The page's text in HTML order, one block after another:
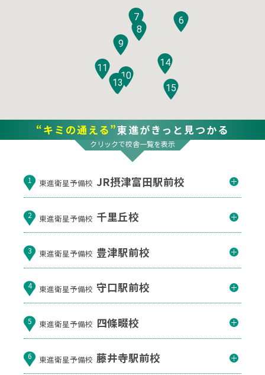
6
7
8
9
10
11
12
13
14
15
“キミの通える”東進がきっと見つかる
クリックで校舎一覧を表示
1 東進衛星予備校 JR摂津富田駅前校
2 東進衛星予備校 千里丘校
3 東進衛星予備校 豊津駅前校
4 東進衛星予備校 守口駅前校
5 東進衛星予備校 四條畷校
6 東進衛星予備校 藤井寺駅前校